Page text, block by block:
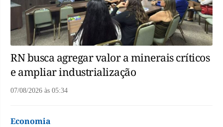
RN busca agregar valor a minerais críticos
e ampliar industrialização
07/08/2026 às 05:34
Economia